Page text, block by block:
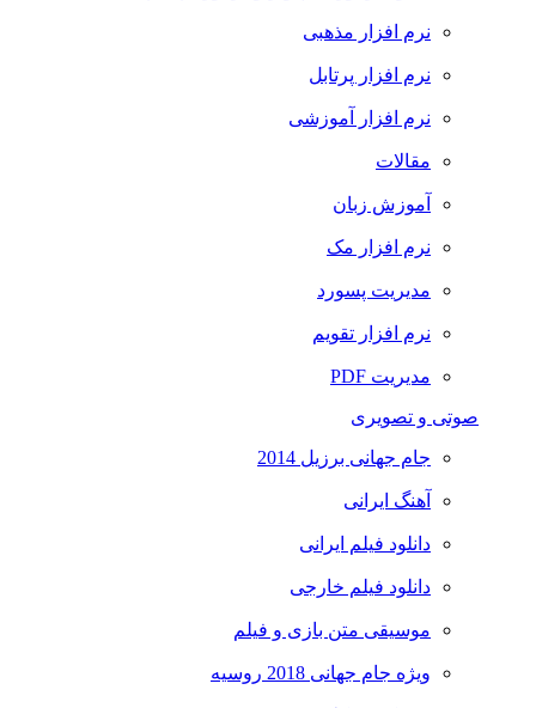
نرم افزار مذهبی
نرم افزار پرتابل
نرم افزار آموزشی
مقالات
آموزش زبان
نرم افزار مک
مدیریت پسورد
نرم افزار تقویم
مدیریت PDF
صوتی و تصویری
جام جهانی برزیل 2014
آهنگ ایرانی
دانلود فیلم ایرانی
دانلود فیلم خارجی
موسیقی متن بازی و فیلم
ویژه جام جهانی 2018 روسیه